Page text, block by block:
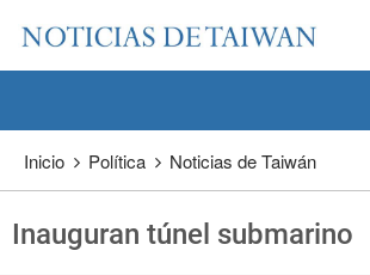
Pase a contenido principal
Inicio Política Noticias de Taiwán
Inauguran túnel submarino